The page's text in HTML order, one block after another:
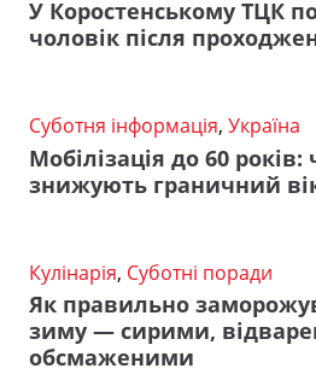
У Коростенському ТЦК
чоловік після
Суботня інформація, Україна
Мобілізація до 60
знижують граничний
Кулінарія, Суботні поради
Як правильно
зиму — сирими,
обсмаженими